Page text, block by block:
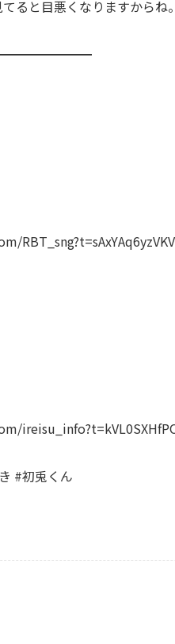
ると目悪くなりますからね
#初兎くん